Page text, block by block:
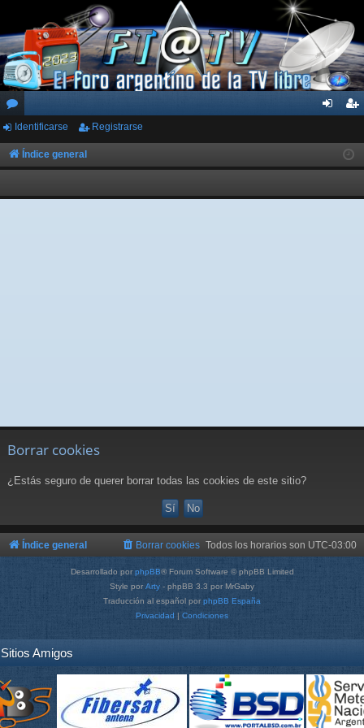
or
os
ar
ist
rs
Identificarse Registrarse
Índice general
Borrar cookies
¿Estás seguro de querer borrar todas las cookies de este sitio?
Índice general Todos los horarios son UTC-03:00
Borrar cookies
Desarrollado porphpBB® Forum Software © phpBB Limited
Style por Arty - phpBB 3.3 por MrGaby
Traducción al español por phpBB España
Privacidad | Condiciones
Sitios Amigos